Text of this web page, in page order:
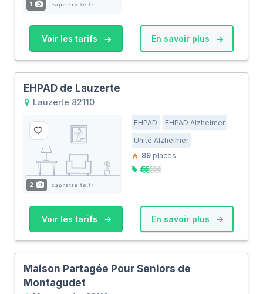
1
Voir les tarifs En savoir plus
EHPAD de Lauzerte
Lauzerte 82110
2
EHPAD
EHPAD Alzheimer
Unité Alzheimer
89 places
Voir les tarifs En savoir plus
Maison Partagée Pour Seniors de
Montagudet